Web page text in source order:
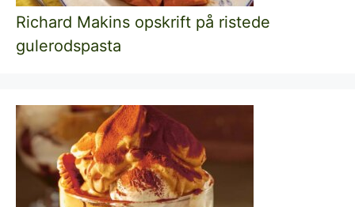
Richard Makins opskrift på ristede
gulerodspasta